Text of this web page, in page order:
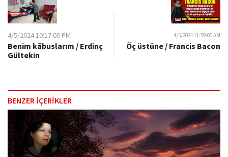
4/5/2024 10:17:00 PM
Benim kâbuslarım / Erdinç
Gültekin
4/5/2024 11:59:00 AM
Öç üstüne / Francis Bacon
BENZER İÇERİKLER